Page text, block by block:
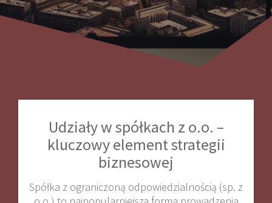
Udziały w spółkach z o.o. –
kluczowy element strategii
biznesowej
Spółka z ograniczoną odpowiedzialnością (sp. z